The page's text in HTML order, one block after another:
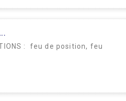
: feu de position, feu